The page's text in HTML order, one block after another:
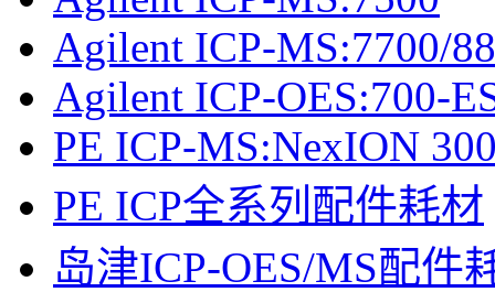
Agilent ICP-MS:7700/
Agilent ICP-OES:700-
PE ICP-MS:NexION
PE ICP全系列配件耗材
岛津ICP-OES/MS配件